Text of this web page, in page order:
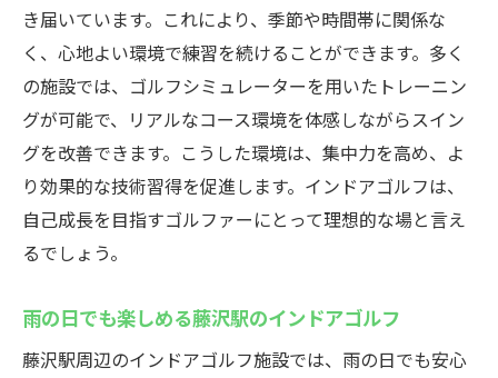
き届いています。これにより、季節や時間帯に関係な
く、心地よい環境で練習を続けることができます。多く
の施設では、ゴルフシミュレーターを用いたトレーニン
グが可能で、リアルなコース環境を体感しながらスイン
グを改善できます。こうした環境は、集中力を高め、よ
り効果的な技術習得を促進します。インドアゴルフは、
自己成長を目指すゴルファーにとって理想的な場と言え
るでしょう。
雨の日でも楽しめる藤沢駅のインドアゴルフ
藤沢駅周辺のインドアゴルフ施設では、雨の日でも安心